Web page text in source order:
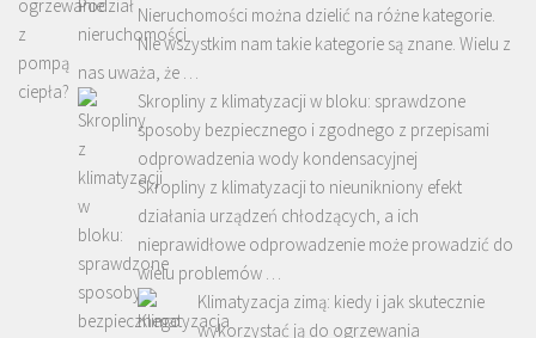
Nieruchomości można dzielić na różne kategorie.
Nie wszystkim nam takie kategorie są znane. Wielu z
nas uważa, że …
Skropliny z klimatyzacji w bloku: sprawdzone
sposoby bezpiecznego i zgodnego z przepisami
odprowadzenia wody kondensacyjnej
Skropliny z klimatyzacji to nieunikniony efekt
działania urządzeń chłodzących, a ich
nieprawidłowe odprowadzenie może prowadzić do
wielu problemów …
Klimatyzacja zimą: kiedy i jak skutecznie
wykorzystać ją do ogrzewania